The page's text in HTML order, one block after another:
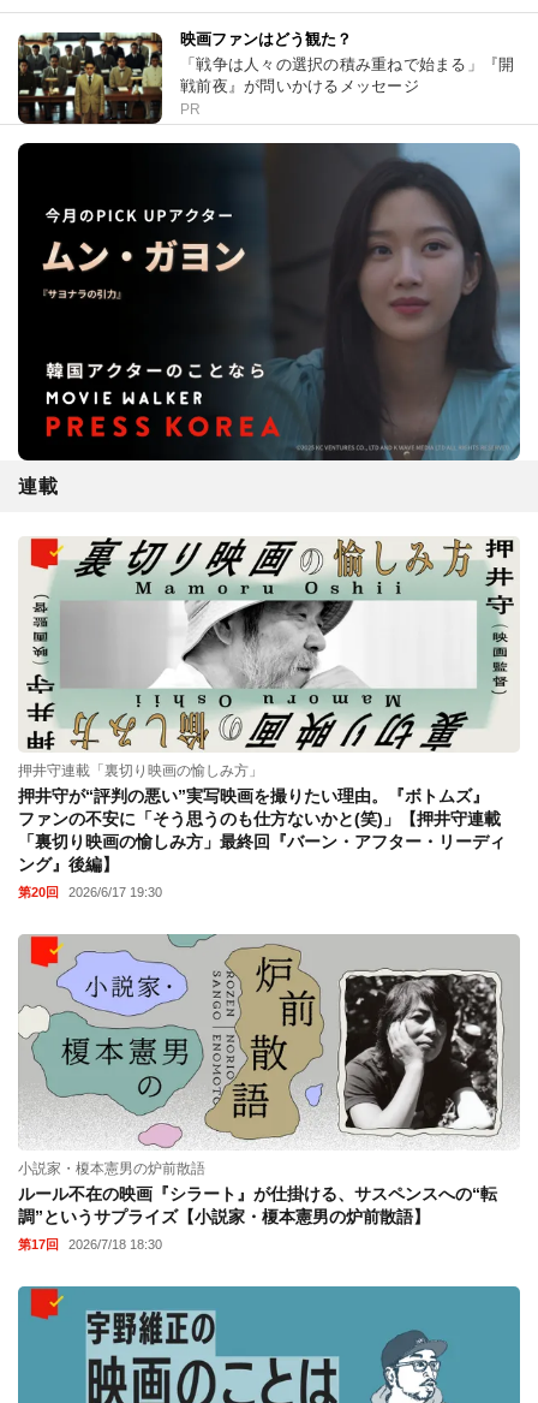
映画ファンはどう観た？
「戦争は人々の選択の積み重ねで始まる」『開
戦前夜』が問いかけるメッセージ
PR
連載
押井守連載「裏切り映画の愉しみ方」
押井守が“評判の悪い”実写映画を撮りたい理由。『ボトムズ』
ファンの不安に「そう思うのも仕方ないかと(笑)」【押井守連載
「裏切り映画の愉しみ方」最終回『バーン・アフター・リーディ
ング』後編】
第20回 2026/6/17 19:30
小説家・榎本憲男の炉前散語
ルール不在の映画『シラート』が仕掛ける、サスペンスへの“転
調”というサプライズ【小説家・榎本憲男の炉前散語】
第17回 2026/7/18 18:30